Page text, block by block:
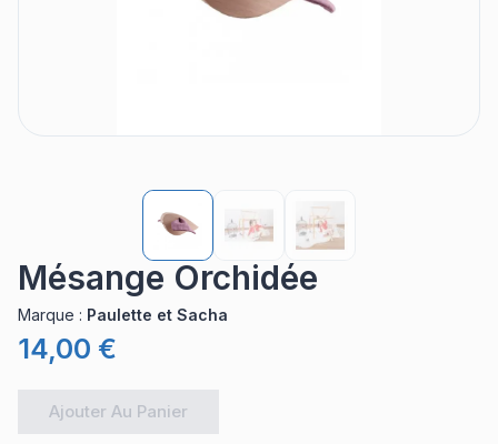
Mésange Orchidée
Marque : Paulette et Sacha
14,00 €
Ajouter Au Panier